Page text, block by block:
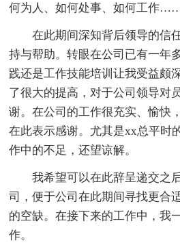
何为人、如何处事、如何工作
在此期间深知背后领导的信
持与帮助。转眼在公司已有一年
践还是工作技能培训让我受益颇
了很大的提高，对于公司领导对
谢。在公司的工作很充实、愉快
在此表示感谢。尤其是xx总平时
作中的不足，还望谅解。
我希望可以在此辞呈递交之
司，便于公司在此期间寻找更合
的空缺。在接下来的工作中，我
作。